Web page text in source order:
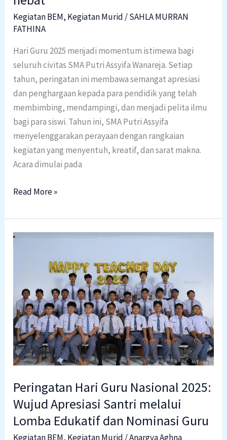
Kegiatan BEM, Kegiatan Murid/SAHLA MURRAN
FATHINA
Hari Guru 2025 menjadi momentum istimewa bagi
seluruh civitas SMA Putri Assyifa Wanareja. Setiap
tahun, peringatan ini membawa semangat apresiasi
dan penghargaan kepada para pendidik yang telah
membimbing, mendampingi, dan menjadi pelita ilmu
bagi para siswi. Tahun ini, SMA Putri Assyifa
menyelenggarakan perayaan dengan rangkaian
kegiatan yang menyentuh, kreatif, dan sarat makna.
Acara dimulai pada
Read More »
Peringatan Hari Guru Nasional 2025:
Wujud Apresiasi Santri melalui
Lomba Edukatif dan Nominasi Guru
Kegiatan BEM, Kegiatan Murid /Anargya Aghna
Peringatan
2025:
Wujud
Apresiasi
Santri
melalui
Lomba
Edukatif
dan
Nominasi
Guru